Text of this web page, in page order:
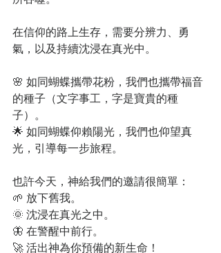
在信仰的路上生存，需要分辨力、勇
氣，以及持續沈浸在真光中。
🌸 如同蝴蝶攜帶花粉，我們也攜帶福音
的種子（文字事工，字是寶貴的種
子）。
🌟 如同蝴蝶仰賴陽光，我們也仰望真
光，引導每一步旅程。
也許今天，神給我們的邀請很簡單：
🌱 放下舊我。
🌞 沈浸在真光之中。
🦋 在警醒中前行。
🚀 活出神為你預備的新生命！